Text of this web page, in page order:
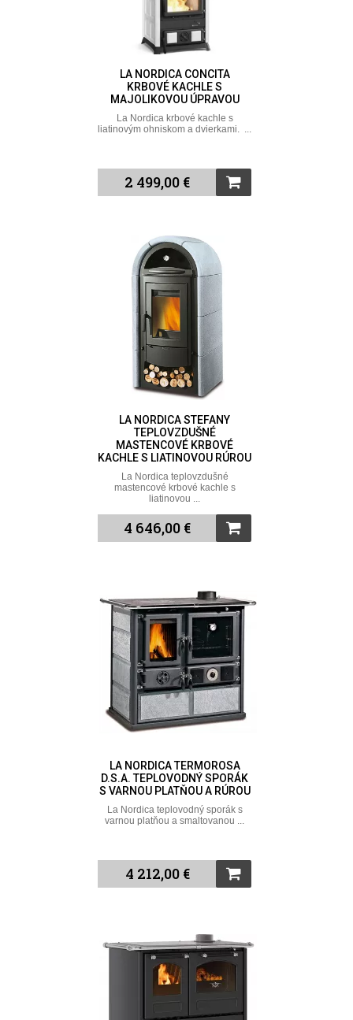
LA NORDICA CONCITA
KRBOVÉ KACHLE S
MAJOLIKOVOU ÚPRAVOU
La Nordica krbové kachle s
liatinovým ohniskom a dvierkami. ...
2 499,00 €
LA NORDICA STEFANY
TEPLOVZDUŠNÉ
MASTENCOVÉ KRBOVÉ
KACHLE S LIATINOVOU RÚROU
La Nordica teplovzdušné
mastencové krbové kachle s
liatinovou ...
4 646,00 €
LA NORDICA TERMOROSA
D.S.A. TEPLOVODNÝ SPORÁK
S VARNOU PLATŇOU A RÚROU
La Nordica teplovodný sporák s
varnou platňou a smaltovanou ...
4 212,00 €